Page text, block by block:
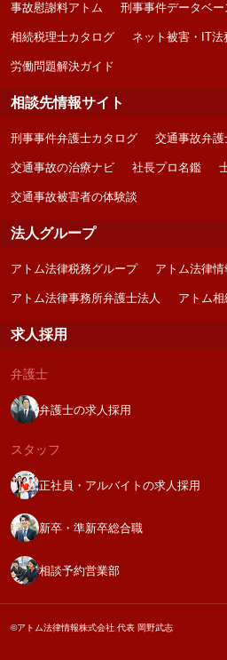
事故慰謝料アトム 刑事事件データベー
相続税理士カタログ ネット被害・IT法
労働問題解決ガイド
相談先情報サイト
刑事事件弁護士カタログ 交通事故弁
交通事故の治療ナビ 社長プロ名鑑
交通事故被害者の体験談
法人グループ
アトム法律税務グループ アトム法律
アトム法律事務所弁護士法人 アトム
求人採用
弁護士
弁護士の求人採用
スタッフ
正社員・アルバイトの求人採用
新卒・準新卒総合職
相談予約営業部
©アトム法律情報株式会社 代表 岡野武志